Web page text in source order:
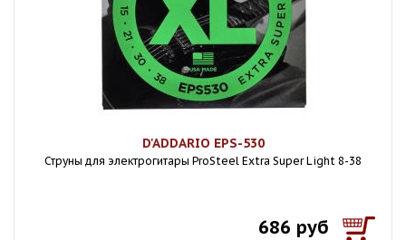
D'ADDARIO EPS-530
Струны для электрогитары ProSteel Extra Super Light 8-38
686 руб